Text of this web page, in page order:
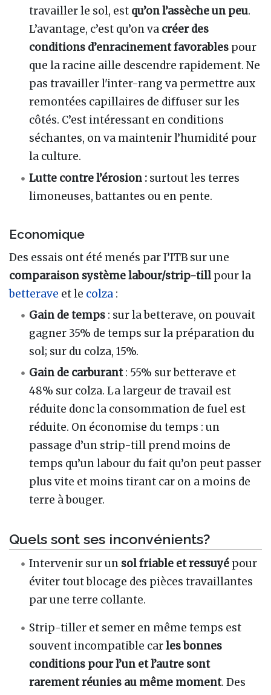
travailler le sol, est qu’on l’assèche un peu.
L’avantage, c’est qu’on va créer des
conditions d’enracinement favorables pour
que la racine aille descendre rapidement. Ne
pas travailler l'inter-rang va permettre aux
remontées capillaires de diffuser sur les
côtés. C’est intéressant en conditions
séchantes, on va maintenir l’humidité pour
la culture.
Lutte contre l’érosion : surtout les terres
limoneuses, battantes ou en pente.
Economique
Des essais ont été menés par I’ITB sur une
comparaison système labour/strip-tillpour la
betterave et le colza :
Gain de temps : sur la betterave, on pouvait
gagner 35% de temps sur la préparation du
sol; sur du colza, 15%.
Gain de carburant: 55% sur betterave et
48% sur colza. La largeur de travail est
réduite donc la consommation de fuel est
réduite. On économise du temps : un
passage d’un strip-till prend moins de
temps qu’un labour du fait qu’on peut passer
plus vite et moins tirant car on a moins de
terre à bouger.
Quels sont ses inconvénients?
Intervenir sur un sol friable et ressuyé pour
éviter tout blocage des pièces travaillantes
par une terre collante.
Strip-tiller et semer en même temps est
souvent incompatible carles bonnes
conditions pour l’un et l’autre sont
rarement réunies au même moment. Des